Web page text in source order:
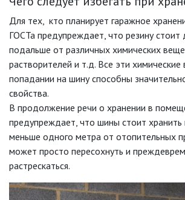
Для тех, кто планирует гаражное
ГОСТа предупреждает, что резину стоит
подальше от различных химических
растворителей и т.д. Все эти химические
попадании на шину способны
свойства.
В продолжение речи о хранении в
предупреждает, что шины стоит хранить
меньше одного метра от отопительных
может просто пересохнуть и
растрескаться.